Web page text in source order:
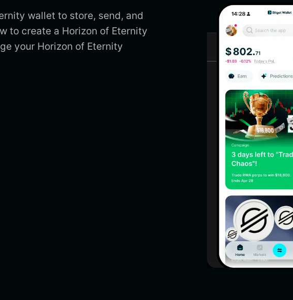
wallet to store, send, and
to create a Horizon of Eternity
your Horizon of Eternity